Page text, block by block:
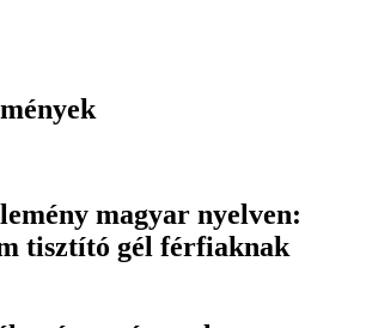
magyar nyelven:
tisztító gél férfiaknak